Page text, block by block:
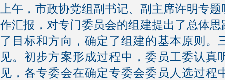
上午，市政协党组副书记、副主席许明专
作汇报，对专门委员会的组建提出了总体
了目标和方向，确定了组建的基本原则。
见。初步方案形成过程中，委员工委认真
见，各专委会在确定专委会委员人选过程